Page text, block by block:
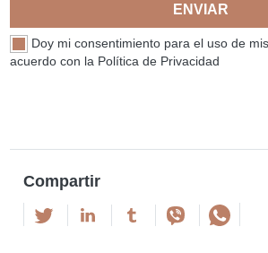
ENVIAR
Doy mi consentimiento para el uso de
acuerdo con la Política de Privacidad
Compartir